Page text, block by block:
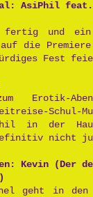
AsiPhil feat.
und ein
die
Fest
Erotik-
Schul-
in der
nicht
Kevin (Der
geht in den